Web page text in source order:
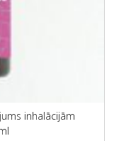
inhalācijām